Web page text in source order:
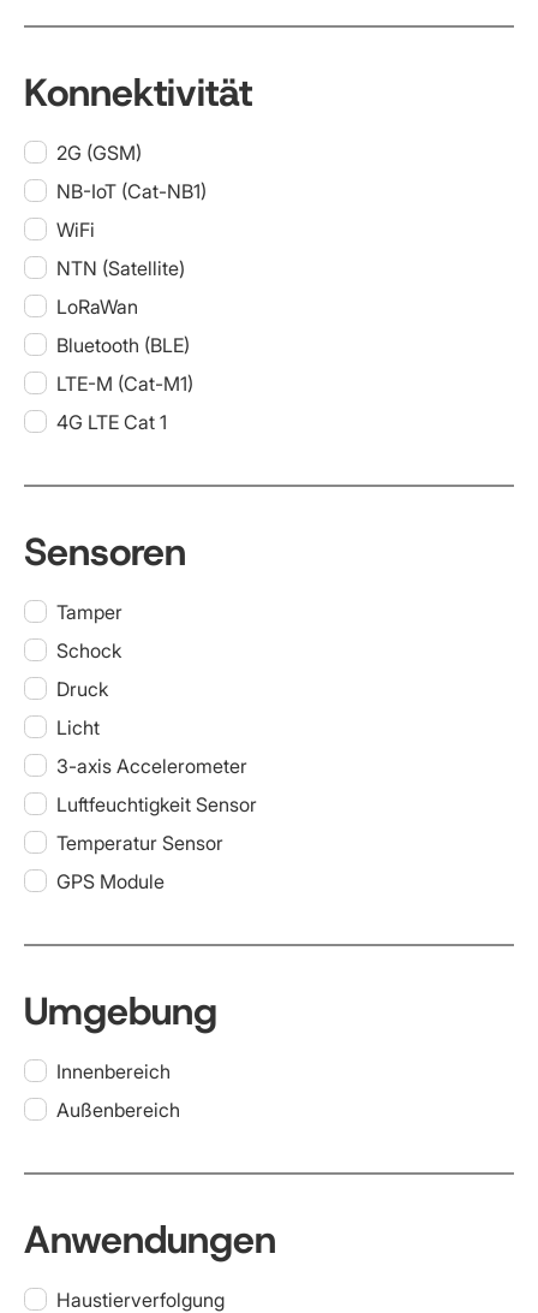
Konnektivität
2G (GSM)
NB-IoT (Cat-NB1)
WiFi
NTN (Satellite)
LoRaWan
Bluetooth (BLE)
LTE-M (Cat-M1)
4G LTE Cat 1
Sensoren
Tamper
Schock
Druck
Licht
3-axis Accelerometer
Luftfeuchtigkeit Sensor
Temperatur Sensor
GPS Module
Umgebung
Innenbereich
Außenbereich
Anwendungen
Haustierverfolgung